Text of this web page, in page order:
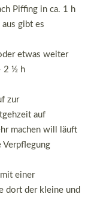
Piffing in ca. 1 h
gibt es
etwas weiter
2 ½ h
zur
auf
machen will läuft
Verpflegung
einer
dort der kleine und